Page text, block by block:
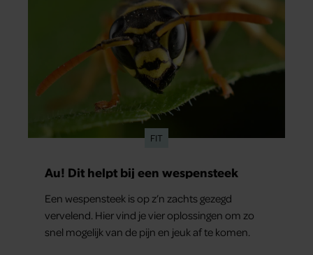
FIT
Au! Dit helpt bij een wespensteek
Een wespensteek is op z’n zachts gezegd
vervelend. Hier vind je vier oplossingen om zo
snel mogelijk van de pijn en jeuk af te komen.